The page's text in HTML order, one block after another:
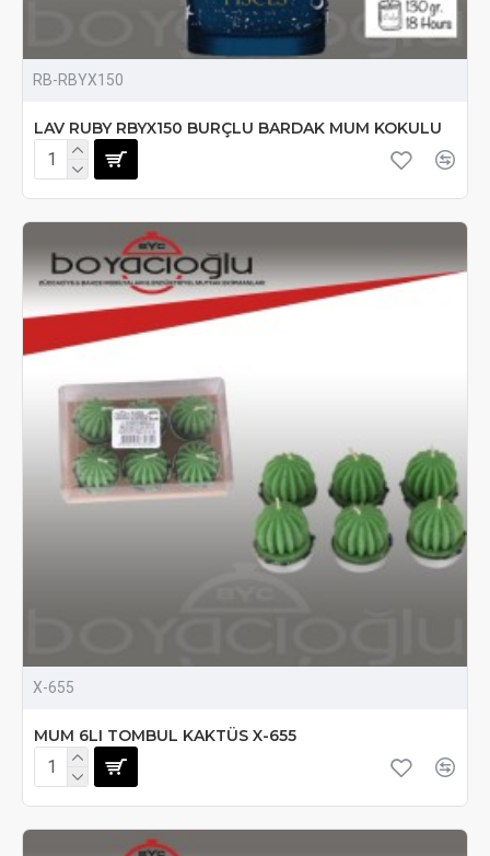
RB-RBYX150
LAV RUBY RBYX150 BURÇLU BARDAK MUM KOKULU
X-655
MUM 6LI TOMBUL KAKTÜS X-655